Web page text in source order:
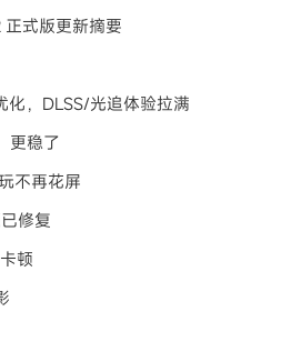
正式版更新摘要
，DLSS/光追体验拉满
更稳了
不再花屏
修复
顿